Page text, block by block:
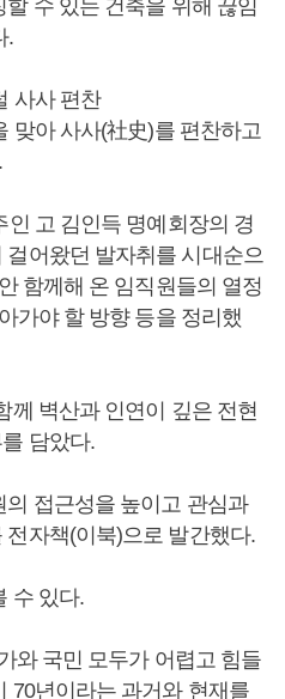
수 있는 건축을 위해 끊임
.
사사 편찬
맞아 사사(社史)를 편찬하고
고 김인득 명예회장의 경
어왔던 발자취를 시대순으
함께해 온 임직원들의 열정
가야 할 방향 등을 정리했
께 벽산과 인연이 깊은 전현
담았다.
접근성을 높이고 관심과
자책(이북)으로 발간했다.
수 있다.
와 국민 모두가 어렵고 힘들
70년이라는 과거와 현재를